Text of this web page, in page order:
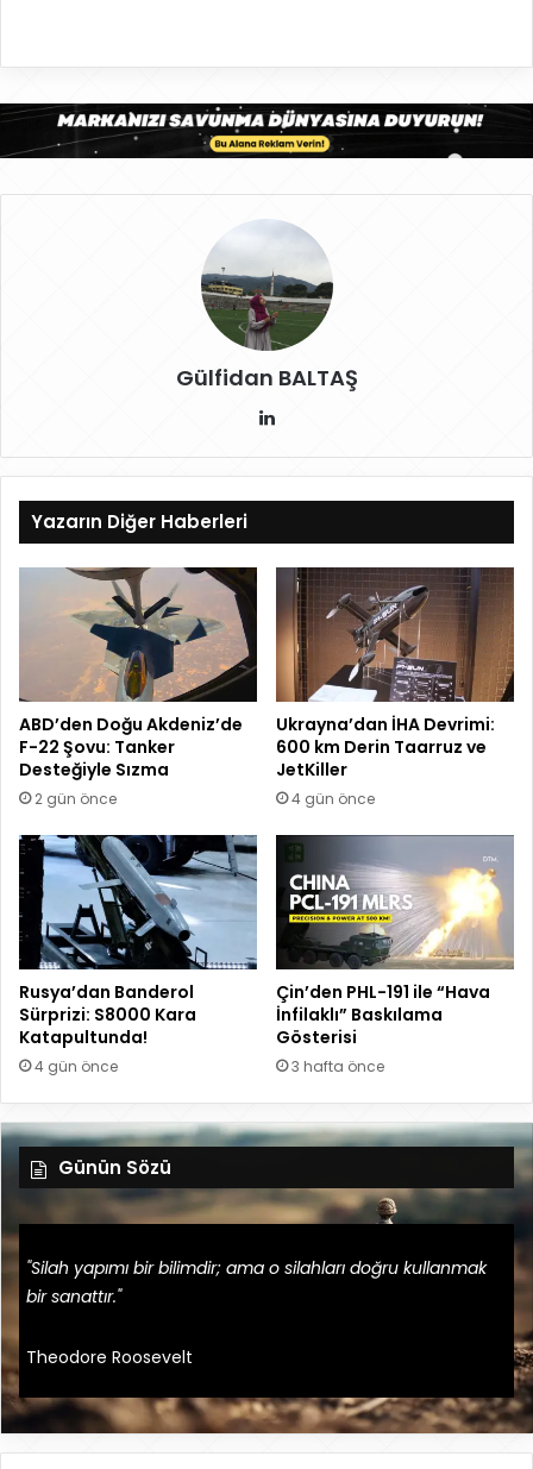
Gülfidan BALTAŞ
dIn
Yazarın Diğer Haberleri
ABD’den Doğu Akdeniz’de
F-22 Şovu: Tanker
Desteğiyle Sızma
2 gün önce
Ukrayna’dan İHA Devrimi:
600 km Derin Taarruz ve
JetKiller
4 gün önce
Rusya’dan Banderol
Sürprizi: S8000 Kara
Katapultunda!
4 gün önce
Çin’den PHL-191 ile “Hava
İnfilaklı” Baskılama
Gösterisi
3 hafta önce
Günün Sözü
"Silah yapımı bir bilimdir; ama o silahları doğru kullanmak
bir sanattır."
Theodore Roosevelt